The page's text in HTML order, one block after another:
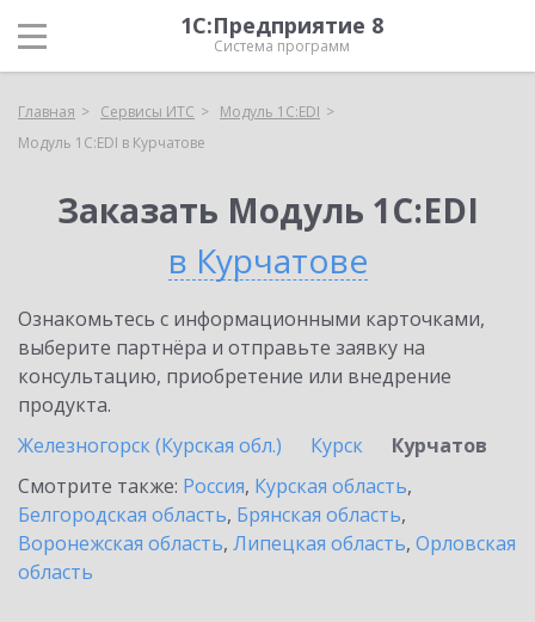
1С:Предприятие 8
Система программ
Главная Сервисы ИТС
Модуль 1C:EDI
Модуль 1C:EDI в Курчатове
Заказать Модуль 1C:EDI
в Курчатове
Ознакомьтесь с информационными карточками,
выберите партнёра и отправьте заявку на
консультацию, приобретение или внедрение
продукта.
Железногорск (Курская обл.)
Курск
Курчатов
Смотрите также: Россия, Курская область,
Белгородская область, Брянская область,
Воронежская область, Липецкая область, Орловская
область